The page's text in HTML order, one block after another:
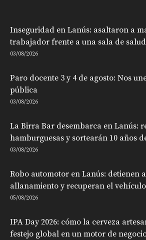
Inseguridad en Lanús: asaltaron a
trabajador frente a una sala de
03/08/2026
Paro docente 3 y 4 de agosto: Nos
pública
03/08/2026
La Birra Bar desembarca en Lanús:
hamburguesas y sortearán 10 años
03/08/2026
Robo automotor en Lanús: detienen
allanamiento y recuperan el vehículo
05/08/2026
IPA Day 2026: cómo la cerveza
festejo global en un motor de